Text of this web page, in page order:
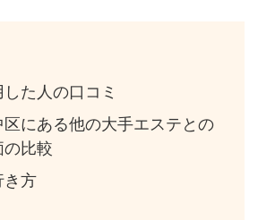
た人の口コミ
にある他の大手エステとの
の比較
き方